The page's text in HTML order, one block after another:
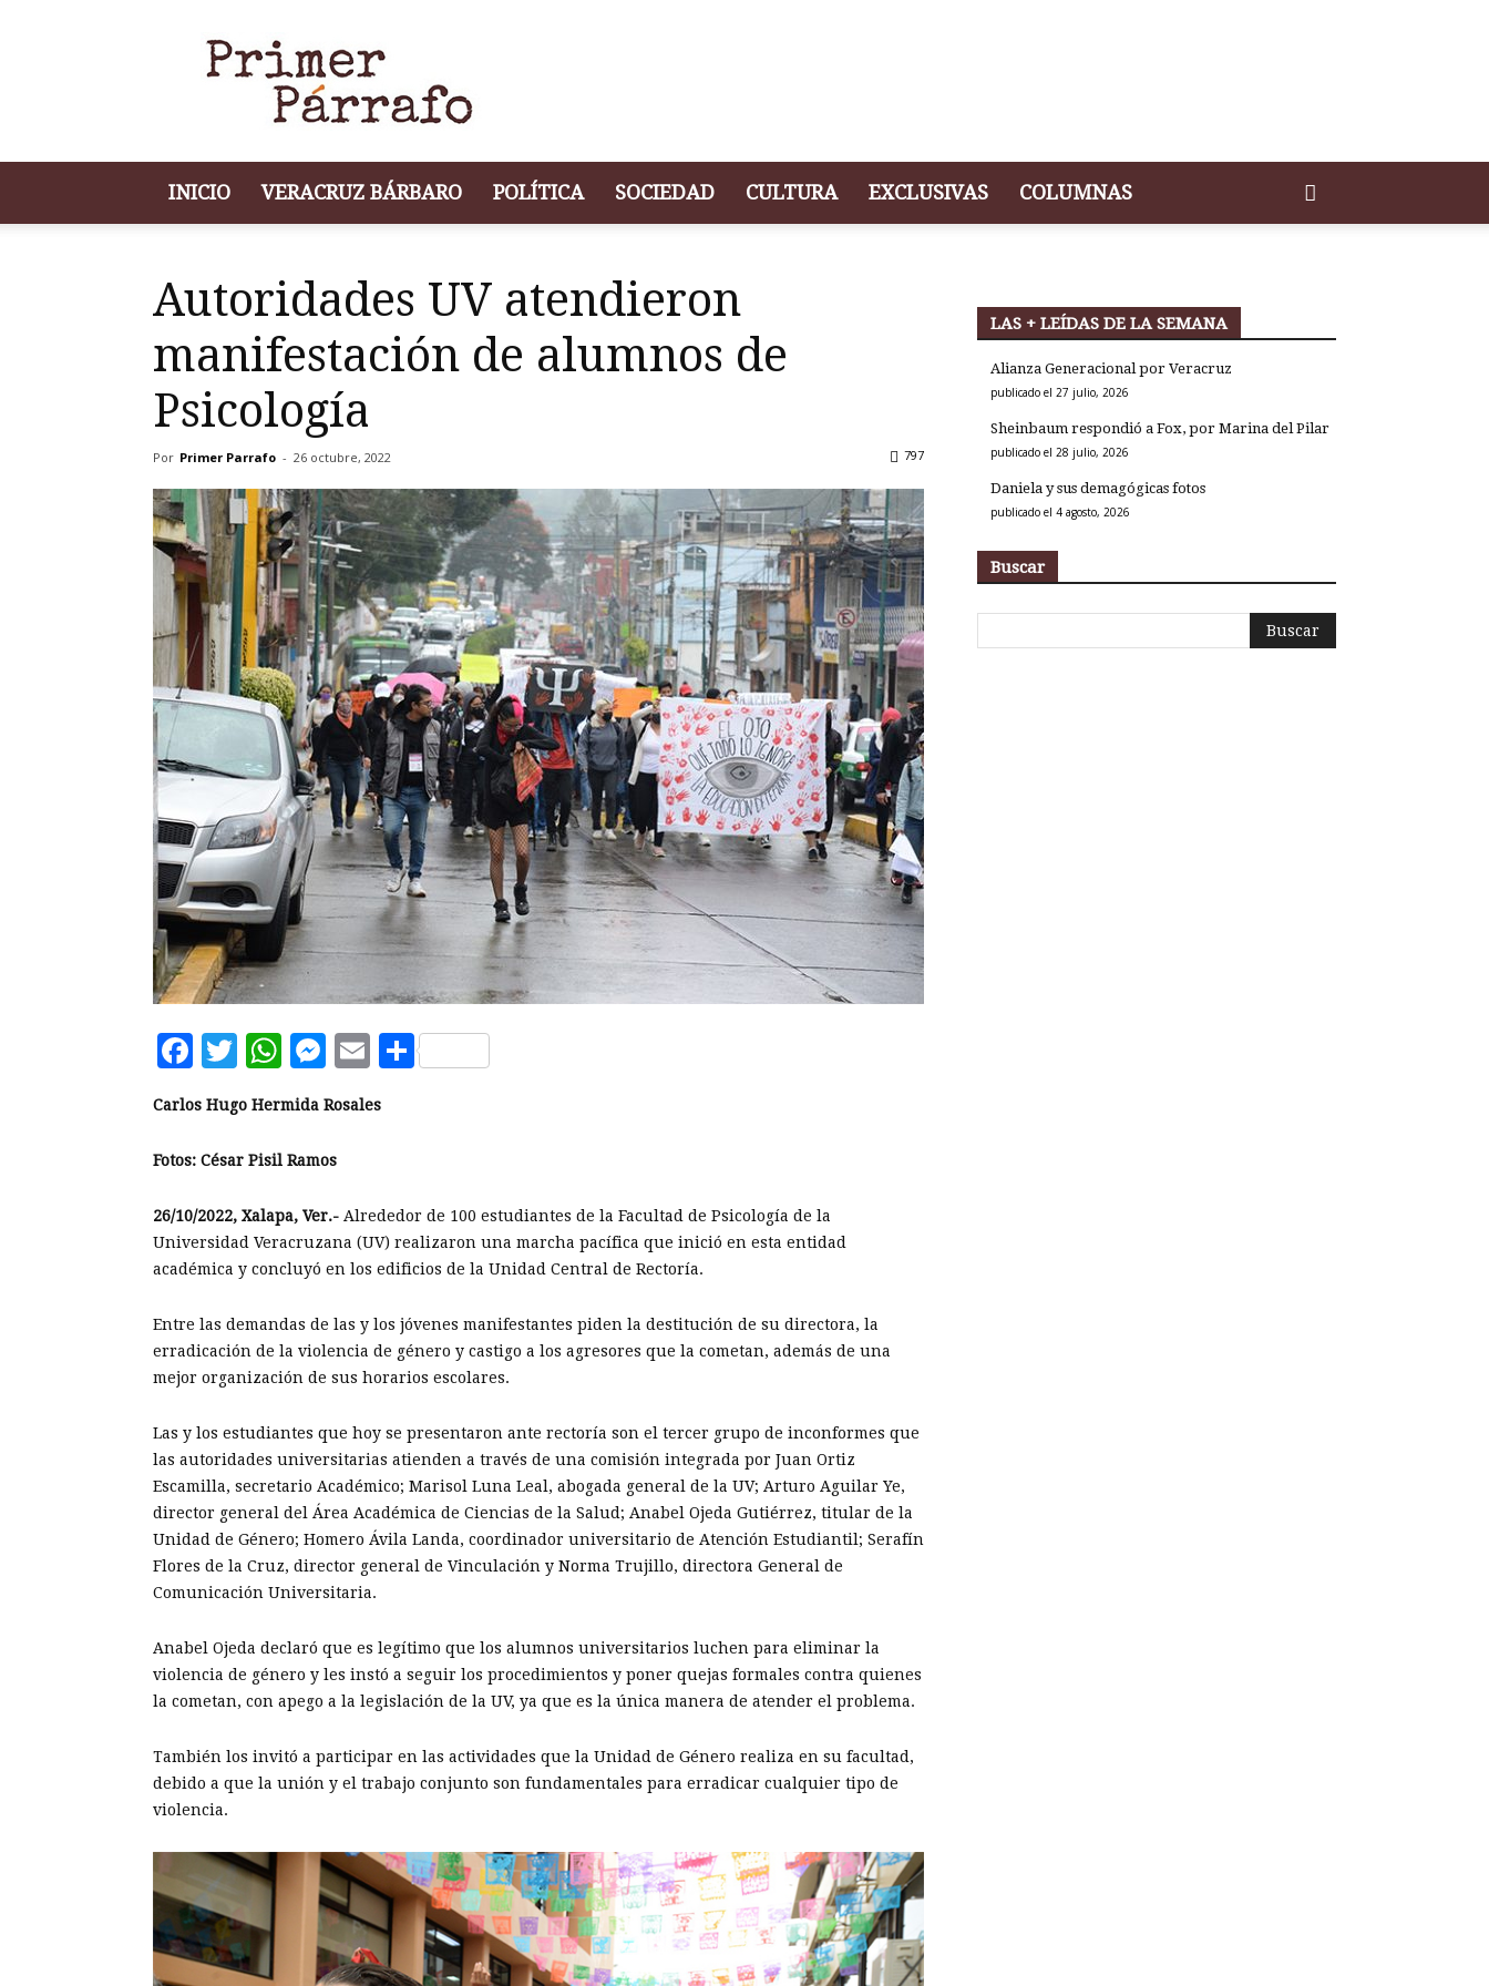
de
Primer
INICIO VERACRUZ BÁRBARO POLÍTICA SOCIEDAD CULTURA EXCLUSIVAS COLUMNAS
Autoridades UV atendieron
manifestación de alumnos de
Psicología
Por Primer Parrafo - 26 octubre, 2022 797
Facebook
Twitter
WhatsApp
Messenger
EmailCompartir
Carlos Hugo Hermida Rosales
Fotos: César Pisil Ramos
26/10/2022, Xalapa, Ver.- Alrededor de 100 estudiantes de la Facultad de Psicología de la
Universidad Veracruzana (UV) realizaron una marcha pacífica que inició en esta entidad
académica y concluyó en los edificios de la Unidad Central de Rectoría.
Entre las demandas de las y los jóvenes manifestantes piden la destitución de su directora, la
erradicación de la violencia de género y castigo a los agresores que la cometan, además de una
mejor organización de sus horarios escolares.
Las y los estudiantes que hoy se presentaron ante rectoría son el tercer grupo de inconformes que
las autoridades universitarias atienden a través de una comisión integrada por Juan Ortiz
Escamilla, secretario Académico; Marisol Luna Leal, abogada general de la UV; Arturo Aguilar Ye,
director general del Área Académica de Ciencias de la Salud; Anabel Ojeda Gutiérrez, titular de la
Unidad de Género; Homero Ávila Landa, coordinador universitario de Atención Estudiantil; Serafín
Flores de la Cruz, director general de Vinculación y Norma Trujillo, directora General de
Comunicación Universitaria.
Anabel Ojeda declaró que es legítimo que los alumnos universitarios luchen para eliminar la
violencia de género y les instó a seguir los procedimientos y poner quejas formales contra quienes
la cometan, con apego a la legislación de la UV, ya que es la única manera de atender el problema.
También los invitó a participar en las actividades que la Unidad de Género realiza en su facultad,
debido a que la unión y el trabajo conjunto son fundamentales para erradicar cualquier tipo de
violencia.
LAS + LEÍDAS DE LA SEMANA
Alianza Generacional por Veracruz
publicado el 27 julio, 2026
Sheinbaum respondió a Fox, por Marina del Pilar
publicado el 28 julio, 2026
Daniela y sus demagógicas fotos
publicado el 4 agosto, 2026
Buscar